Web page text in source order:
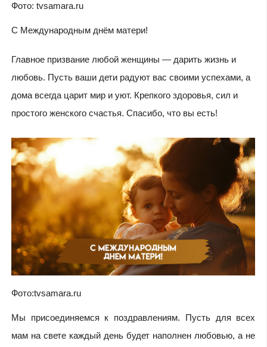
Фото: tvsamara.ru
С Международным днём матери!
Главное призвание любой женщины — дарить жизнь и
любовь. Пусть ваши дети радуют вас своими успехами, а
дома всегда царит мир и уют. Крепкого здоровья, сил и
простого женского счастья. Спасибо, что вы есть!
Фото:tvsamara.ru
Мы присоединяемся к поздравлениям. Пусть для всех
мам на свете каждый день будет наполнен любовью, а не